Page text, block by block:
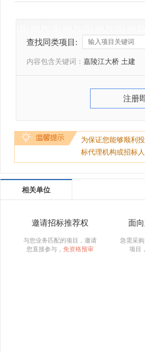
查找同类项目:
内容包含关键词： 嘉陵江大桥 土建
注册
为保证您能够顺利
标代理机构或招标人
相关单位
邀请招标推荐权
与您业务匹配的项目，邀请
您直接参与， 免资格预审
面
急需采
项目